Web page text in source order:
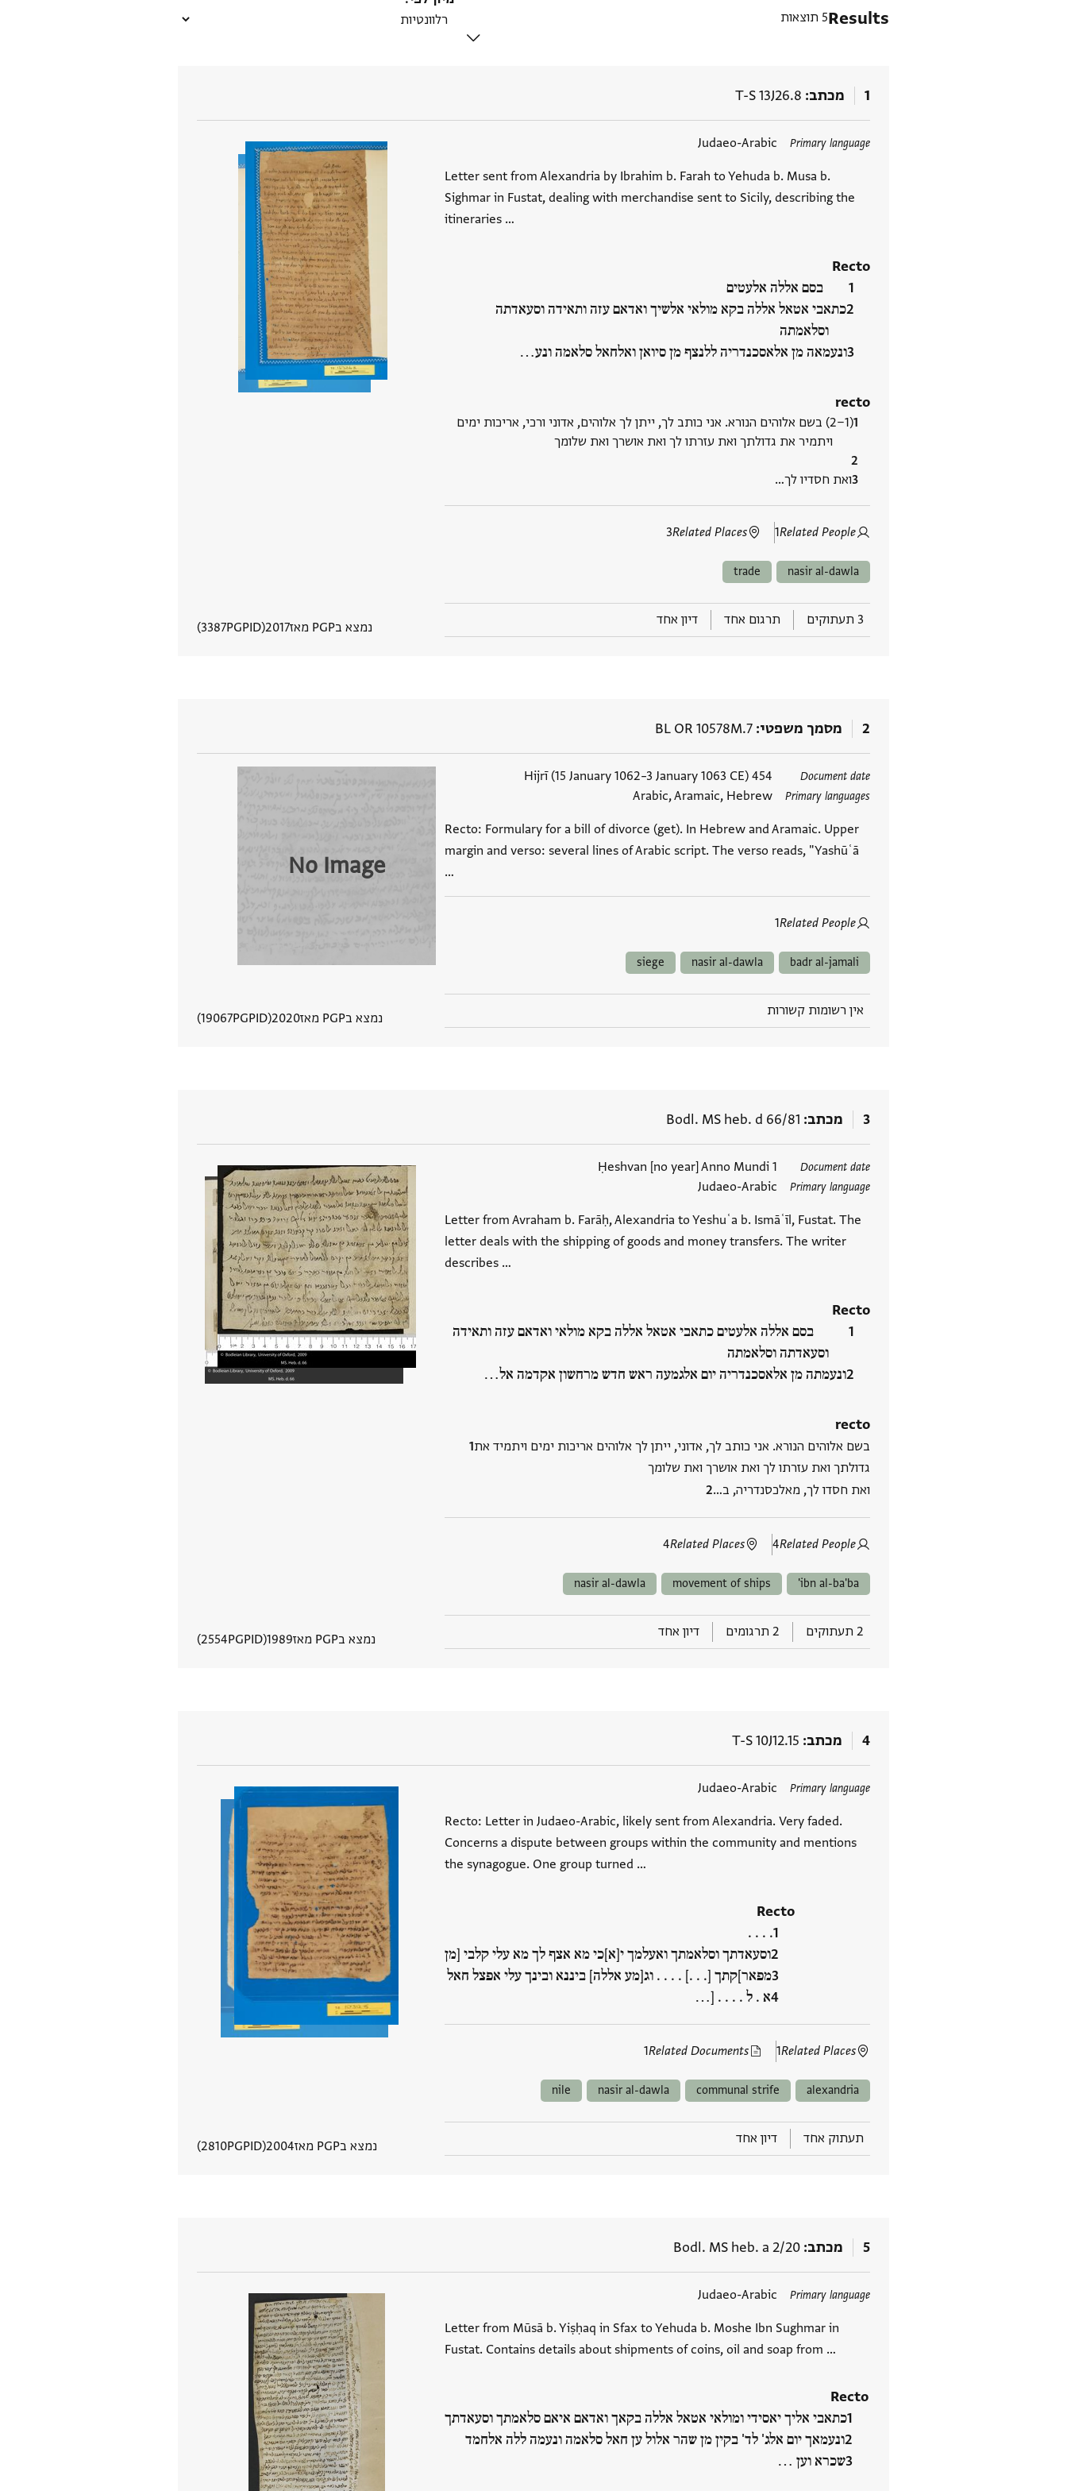
Results5 תוצאות
1 מכתב T-S 13J26.8
Primary language
Judaeo-Arabic
Letter sent from Alexandria by Ibrahim b. Farah to Yehuda b. Musa b.
Sighmar in Fustat, dealing with merchandise sent to Sicily, describing the
itineraries …
Recto
בסם אללה אלעטים
כתאבי אטאל אללה בקא מולאי אלשיך ואדאם עזה ותאידה וסעאדתה
וסלאמתה
ונעמאה מן אלאסכנדריה ללנצף מן סיואן ואלחאל סלאמה ונע‮…
recto
(2−1) בשם אלוהים הנורא. אני כותב לך, ייתן לך אלוהים, אדוני ורכי, אריכות ימים
ויתמיר את גדולתך ואת עזרתו לך ואת אושרך ואת שלומך
ואת חסדיו לך‮…
Related People
1
Related Places
3
תגים
nasir al-dawla
trade
3 תעתוקים תרגום אחד דיון אחד נמצא בPGP מאז 2017
PGPID
3387
2 מסמך משפטי BL OR 10578M.7
Document date
454 Hijrī (15 January 1062–3 January 1063 CE)
Primary languages
Arabic, Aramaic, Hebrew
Recto: Formulary for a bill of divorce (get). In Hebrew and Aramaic. Upper
margin and verso: several lines of Arabic script. The verso reads, "Yashūʿā
…
Related People
1
תגים
badr al-jamali
nasir al-dawla
siege
אין רשומות קשורות
No Image
נמצא בPGP מאז 2020
PGPID
19067
3 מכתב Bodl. MS heb. d 66/81
Document date
1 Ḥeshvan [no year] Anno Mundi
Primary language
Judaeo-Arabic
Letter from Avraham b. Farāḥ, Alexandria to Yeshuʿa b. Ismāʿīl, Fustat. The
letter deals with the shipping of goods and money transfers. The writer
describes …
Recto
בסם אללה אלעטים כתאבי אטאל אללה בקא מולאי ואדאם עזה ותאידה
וסעאדתה וסלאמתה
ונעמתה מן אלאסכנדריה יום אלגמעה ראש חדש מרחשון אקדמה אל‮…
recto
בשם אלוהים הנורא. אני כותב לך, אדוני, ייתן לך אלוהים אריכות ימים ויתמיד את
גדולתך ואת עזרתו לך ואת אושרך ואת שלומך
ואת חסדו לך, מאלכסנדריה, ב‮…
Related People
4
Related Places
4
תגים
ibn al-ba'ba'
movement of ships
nasir al-dawla
2 תעתוקים 2 תרגומים דיון אחד נמצא בPGP מאז 1989
PGPID
2554
4 מכתב T-S 10J12.15
Primary language
Judaeo-Arabic
Recto: Letter in Judaeo-Arabic, likely sent from Alexandria. Very faded.
Concerns a dispute between groups within the community and mentions
the synagogue. One group turned …
Recto
. . . .
וסעאדתך וסלאמתך ואעלמך י[א]כי מא אצף לך מא עלי קלבי [מן
מפאר]קתך [. . .] . . . . וג[מע אללה] ביננא ובינך עלי אפצל חאל
א . ל . . . . [‮…
Related Places
1
Related Documents
1
תגים
alexandria
communal strife
nasir al-dawla
nile
תעתוק אחד דיון אחד נמצא בPGP מאז 2004
PGPID
2810
5 מכתב Bodl. MS heb. a 2/20
Primary language
Judaeo-Arabic
Letter from Mūsā b. Yiṣḥaq in Sfax to Yehuda b. Moshe Ibn Sughmar in
Fustat. Contains details about shipments of coins, oil and soap from …
Recto
כתאבי אליך יאסידי ומולאי אטאל אללה בקאך ואדאם איאם סלאמתך וסעאדתך
ונעמאך יום אלג' לד' בקין מן שהר אלול ען חאל סלאמה ונעמה ללה אלחמד
שכרא וען ‮…
תגים